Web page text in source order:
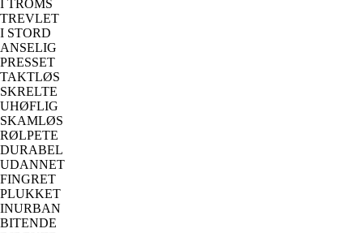
I TROMS
TREVLET
I STORD
ANSELIG
PRESSET
TAKTLØS
SKRELTE
UHØFLIG
SKAMLØS
RØLPETE
DURABEL
UDANNET
FINGRET
PLUKKET
INURBAN
BITENDE